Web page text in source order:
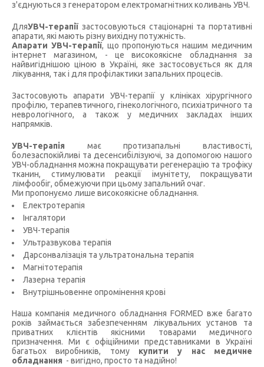
з'єднуються з генератором електромагнітних коливань УВЧ.
ДляУВЧ-терапії застосовуються стаціонарні та портативні
апарати, які мають різну вихідну потужність.
Апарати УВЧ-терапії, що пропонуються нашим медичним
інтернет магазином, - це високоякісне обладнання за
найвигіднішою ціною в Україні, яке застосовується як для
лікування, так і для профілактики запальних процесів.
Застосовують апарати УВЧ-терапії у клініках хірургічного
профілю, терапевтичного, гінекологічного, психіатричного та
неврологічного, а також у медичних закладах інших
напрямків.
УВЧ-терапія має протизапальні властивості,
болезаспокійливі та десенсибілізуючі, за допомогою нашого
УВЧ-обладнання можна покращувати регенерацію та трофіку
тканин, стимулювати реакції імунітету, покращувати
лімфообіг, обмежуючи при цьому запальний очаг.
Ми пропонуємо лише високоякісне обладнання.
Електротерапія
Інгалятори
УВЧ-терапія
Ультразвукова терапія
Дарсонвалізація та ультратональна терапія
Магнітотерапія
Лазерна терапія
Внутрішньовенне опромінення крові
Наша компанія медичного обладнання FORMED вже багато
років займається забезпеченням лікувальних установ та
приватних клієнтів якісними товарами медичного
призначення. Ми є офіційними представниками в Україні
багатьох виробників, тому купити у нас медичне
обладнання - вигідно, просто та надійно!